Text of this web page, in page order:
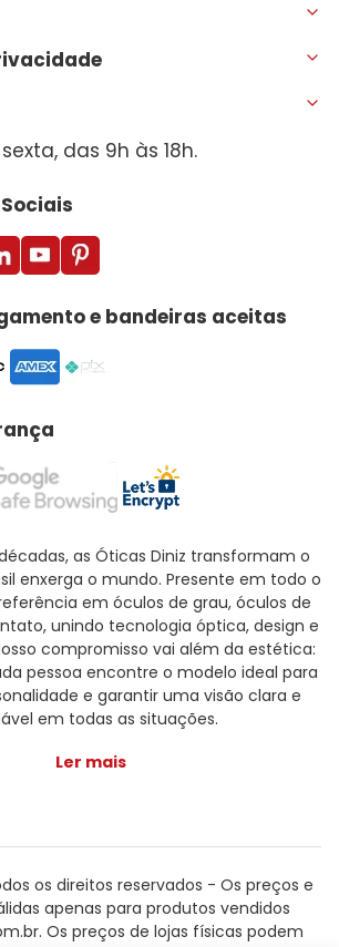
das 9h às 18h.
e bandeiras aceitas
as Óticas Diniz transformam o
enxerga o mundo. Presente em todo o
em óculos de grau, óculos de
unindo tecnologia óptica, design e
compromisso vai além da estética:
pessoa encontre o modelo ideal para
e garantir uma visão clara e
em todas as situações.
Ler mais
os direitos reservados - Os preços e
apenas para produtos vendidos
Os preços de lojas físicas podem